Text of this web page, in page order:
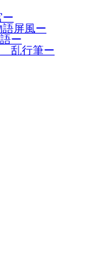
ー
屏風ー
ー
乱行筆ー